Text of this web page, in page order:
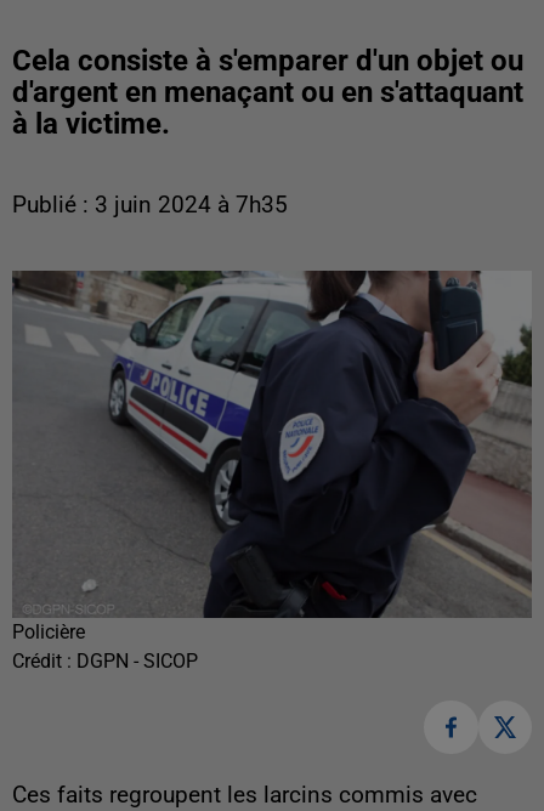
Cela consiste à s'emparer d'un objet ou
d'argent en menaçant ou en s'attaquant
à la victime.
Publié : 3 juin 2024 à 7h35
Policière
Crédit : DGPN - SICOP
Ces faits regroupent les larcins commis avec